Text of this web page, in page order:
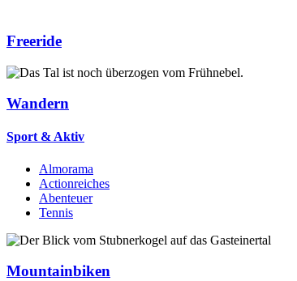
Freeride
Wandern
Sport & Aktiv
Almorama
Actionreiches
Abenteuer
Tennis
Mountainbiken